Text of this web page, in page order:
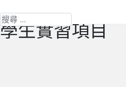
搜尋
第 5 頁 共 5 頁
學生實習項目